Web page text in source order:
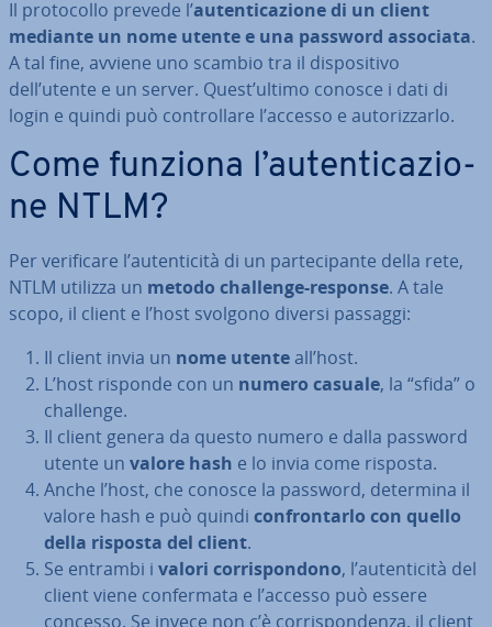
Il pro­to­col­lo prevede l’au­ten­ti­ca­zio­ne di un client
mediante un nome utente e una password associata.
A tal fine, avviene uno scambio tra il di­spo­si­ti­vo
dell’utente e un server. Quest’ultimo conosce i dati di
login e quindi può con­trol­la­re l’accesso e au­to­riz­zar­lo.
Come funziona l’au­ten­ti­ca­zio­
ne NTLM?
Per ve­ri­fi­ca­re l’au­ten­ti­ci­tà di un par­te­ci­pan­te della rete,
NTLM utilizza un metodo challenge-response. A tale
scopo, il client e l’host svolgono diversi passaggi:
Il client invia un nome utenteall’host.
L’host risponde con un numero casuale, la “sfida” o
challenge.
Il client genera da questo numero e dalla password
utente un valore hash e lo invia come risposta.
Anche l’host, che conosce la password, determina il
valore hash e può quindi con­fron­tar­lo con quello
della risposta del client.
Se entrambi i valori cor­ri­spon­do­no, l’au­ten­ti­ci­tà del
client viene con­fer­ma­ta e l’accesso può essere
concesso. Se invece non c’è cor­ri­spon­den­za, il client